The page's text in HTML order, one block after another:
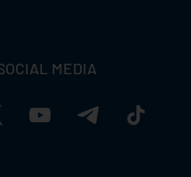
MEDIA